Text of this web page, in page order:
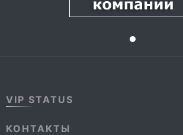
VIP STATUS
КОНТАКТЫ